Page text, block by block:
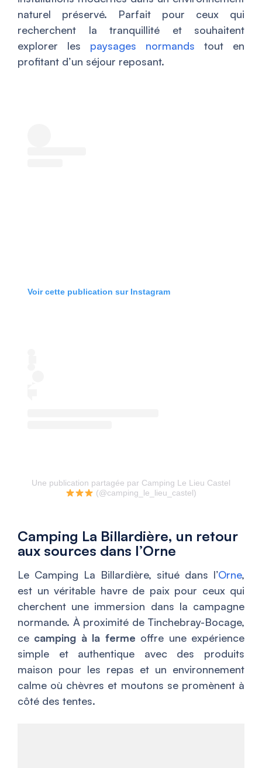
naturel préservé. Parfait pour ceux qui
recherchent la tranquillité et souhaitent
explorer les paysages normands tout en
profitant d’un séjour reposant.
Voir cette publication sur Instagram
Une publication partagée par Camping Le Lieu Castel
(@camping_le_lieu_castel)
Camping La Billardière, un retour
aux sources dans l’Orne
Le Camping La Billardière, situé dans l’Orne,
est un véritable havre de paix pour ceux qui
cherchent une immersion dans la campagne
normande. À proximité de Tinchebray-Bocage,
ce camping à la ferme offre une expérience
simple et authentique avec des produits
maison pour les repas et un environnement
calme où chèvres et moutons se promènent à
côté des tentes.